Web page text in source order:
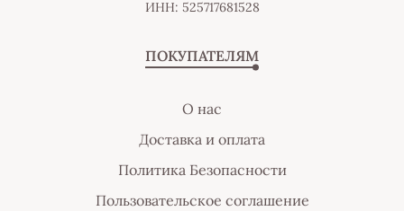
ИНН: 525717681528
ПОКУПАТЕЛЯМ
О нас
Доставка и оплата
Политика Безопасности
Пользовательское соглашение